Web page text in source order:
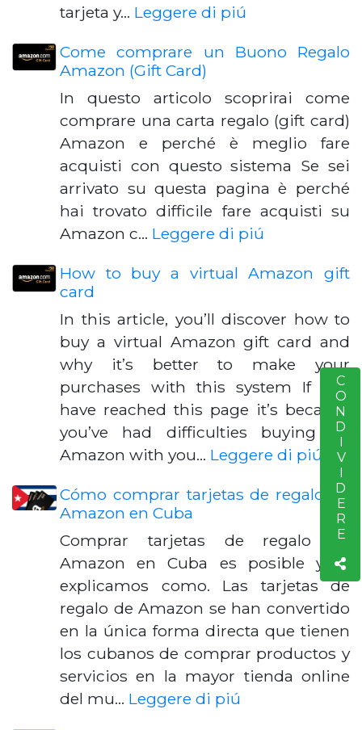
tarjeta y… Leggere di piú
Come comprare un Buono Regalo
Amazon (Gift Card)
In questo articolo scoprirai come
comprare una carta regalo (gift card)
Amazon e perché è meglio fare
acquisti con questo sistema Se sei
arrivato su questa pagina è perché
hai trovato difficile fare acquisti su
Amazon c… Leggere di piú
How to buy a virtual Amazon gift
card
In this article, you’ll discover how to
buy a virtual Amazon gift card and
why it’s better to make your
purchases with this system If you
have reached this page it’s because
you’ve had difficulties buying on
Amazon with you… Leggere di piú
Cómo comprar tarjetas de regalo de
Amazon en Cuba
Comprar tarjetas de regalo de
Amazon en Cuba es posible y te
explicamos como. Las tarjetas de
regalo de Amazon se han convertido
en la única forma directa que tienen
los cubanos de comprar productos y
servicios en la mayor tienda online
del mu… Leggere di piú
CONDIVIDERE